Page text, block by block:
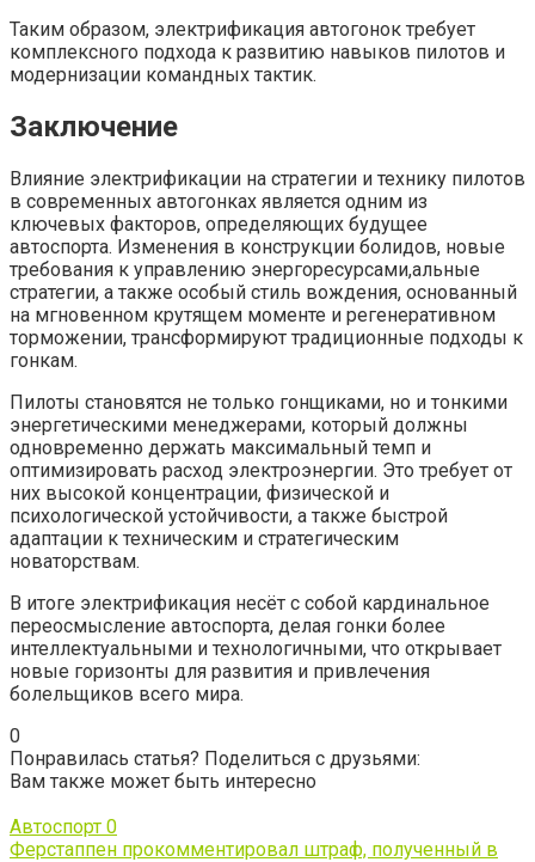
Таким образом, электрификация автогонок требует
комплексного подхода к развитию навыков пилотов и
модернизации командных тактик.
Заключение
Влияние электрификации на стратегии и технику пилотов
в современных автогонках является одним из
ключевых факторов, определяющих будущее
автоспорта. Изменения в конструкции болидов, новые
требования к управлению энергоресурсами,альные
стратегии, а также особый стиль вождения, основанный
на мгновенном крутящем моменте и регенеративном
торможении, трансформируют традиционные подходы к
гонкам.
Пилоты становятся не только гонщиками, но и тонкими
энергетическими менеджерами, который должны
одновременно держать максимальный темп и
оптимизировать расход электроэнергии. Это требует от
них высокой концентрации, физической и
психологической устойчивости, а также быстрой
адаптации к техническим и стратегическим
новаторствам.
В итоге электрификация несёт с собой кардинальное
переосмысление автоспорта, делая гонки более
интеллектуальными и технологичными, что открывает
новые горизонты для развития и привлечения
болельщиков всего мира.
0
Понравилась статья? Поделиться с друзьями:
Вам также может быть интересно
Автоспорт 0
Ферстаппен прокомментировал штраф, полученный в